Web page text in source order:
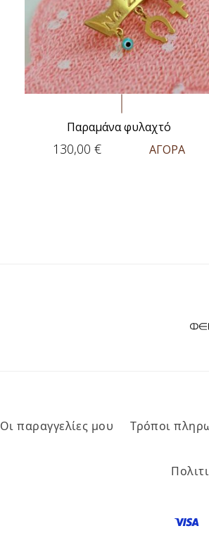
Παραμάνα φυλαχτό
130,00€ ΑΓΟΡΑ
Οι παραγγελίες μου Τρόποι